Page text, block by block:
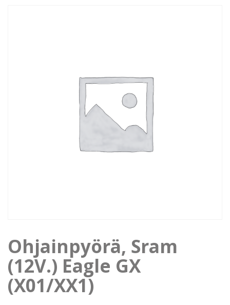
Ohjainpyörä, Sram
(12V.) Eagle GX
(X01/XX1)